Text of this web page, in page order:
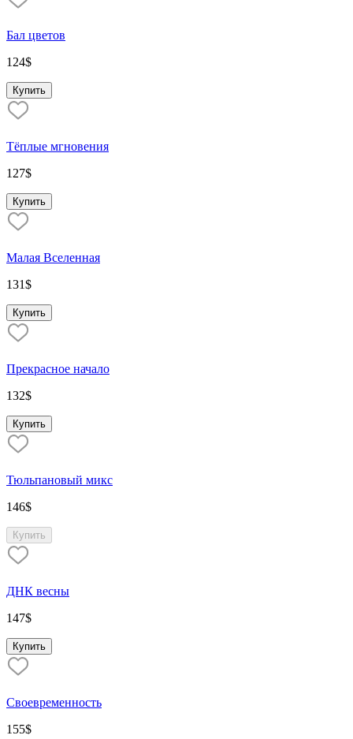
Бал цветов
124$
Купить
Тёплые мгновения
127$
Купить
Малая Вселенная
131$
Купить
Прекрасное начало
132$
Купить
Тюльпановый микс
146$
Купить
ДНК весны
147$
Купить
Своевременность
155$